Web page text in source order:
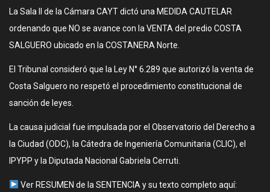
La Sala II de la Cámara CAYT dictó una MEDIDA CAUTELAR
ordenando que NO se avance con la VENTA del predio COSTA
SALGUERO ubicado en la COSTANERA Norte.
El Tribunal consideró que la Ley N° 6.289 que autorizó la venta de
Costa Salguero no respetó el procedimiento constitucional de
sanción de leyes.
La causa judicial fue impulsada por el Observatorio del Derecho a
la Ciudad (ODC), la Cátedra de Ingeniería Comunitaria (CLIC), el
IPYPP y la Diputada Nacional Gabriela Cerruti.
Ver RESUMEN de la SENTENCIA y su texto completo aquí: